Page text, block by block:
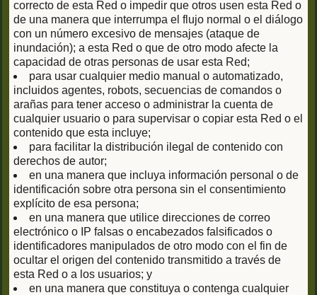
correcto de esta Red o impedir que otros usen esta Red o
de una manera que interrumpa el flujo normal o el diálogo
con un número excesivo de mensajes (ataque de
inundación); a esta Red o que de otro modo afecte la
capacidad de otras personas de usar esta Red;
para usar cualquier medio manual o automatizado,
incluidos agentes, robots, secuencias de comandos o
arañas para tener acceso o administrar la cuenta de
cualquier usuario o para supervisar o copiar esta Red o el
contenido que esta incluye;
para facilitar la distribución ilegal de contenido con
derechos de autor;
en una manera que incluya información personal o de
identificación sobre otra persona sin el consentimiento
explícito de esa persona;
en una manera que utilice direcciones de correo
electrónico o IP falsas o encabezados falsificados o
identificadores manipulados de otro modo con el fin de
ocultar el origen del contenido transmitido a través de
esta Red o a los usuarios; y
en una manera que constituya o contenga cualquier